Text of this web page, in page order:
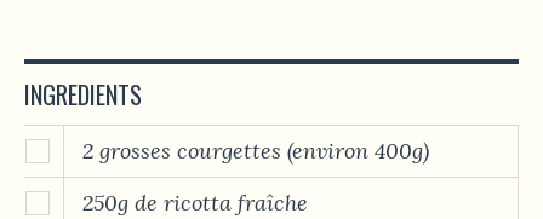
INGREDIENTS
2 grosses courgettes (environ 400g)
250g de ricotta fraîche